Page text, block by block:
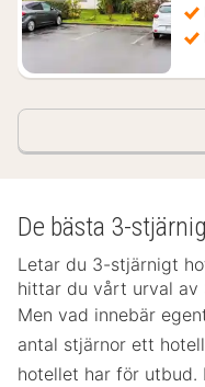
De bästa 3-
Letar du 3-stjärnigt
hittar du vårt urval av
Men vad innebär
antal stjärnor ett
hotellet har för utbud.